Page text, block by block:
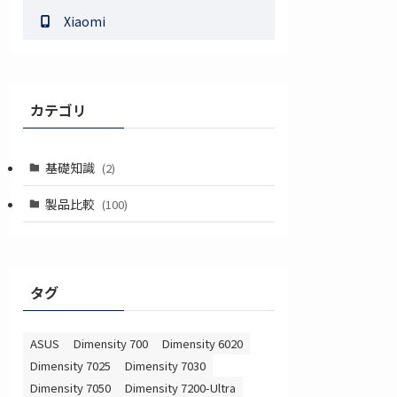
Xiaomi
カテゴリ
基礎知識 (2)
製品比較 (100)
タグ
ASUS Dimensity 700
Dimensity 6020
Dimensity 7025
Dimensity 7030
Dimensity 7050
Dimensity 7200-Ultra